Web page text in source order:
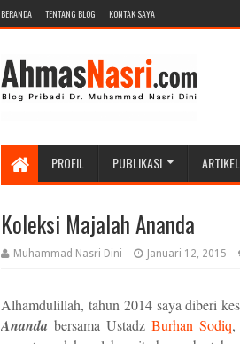
BERANDA TENTANG BLOG KONTAK SAYA
PROFIL PUBLIKASI ARTIKEL
Koleksi Majalah Ananda
Muhammad Nasri Dini Januari 12, 2015
Alhamdulillah, tahun 2014 saya diberi
Ananda bersama Ustadz Burhan Sodiq,